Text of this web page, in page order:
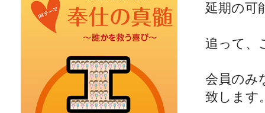
延期の可
追って、
会員のみ
致します